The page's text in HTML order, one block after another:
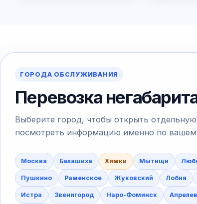
ГОРОДА ОБСЛУЖИВАНИЯ
Перевозка
Выберите город, чтобы открыть
посмотреть информацию именно по
Москва Балашиха Химки Мытищи
Пушкино Раменское Жуковский Лобня
Истра Звенигород Наро-Фоминск